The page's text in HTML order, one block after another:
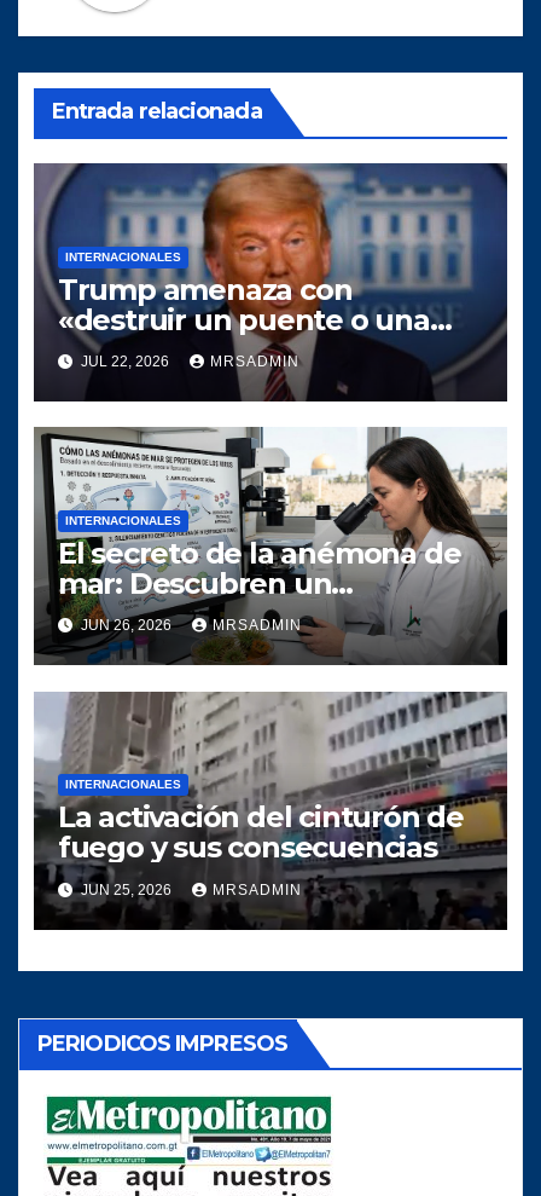
Entrada relacionada
INTERNACIONALES
Trump amenaza con
«destruir un puente o una
central eléctrica» en Irán por
cada buque que sea atacado
en Ormuz
JUL 22, 2026 MRSADMIN
INTERNACIONALES
El secreto de la anémona de
mar: Descubren un
mecanismo antiviral que
«pone de cabeza» la
inmunología humana
JUN 26, 2026 MRSADMIN
INTERNACIONALES
La activación del cinturón de
fuego y sus consecuencias
JUN 25, 2026 MRSADMIN
PERIODICOS IMPRESOS